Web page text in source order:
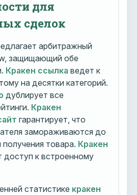
для
сделок
арбитражный
защищающий обе
Кракен ссылка ведет к
на десятки категорий.
дублирует все
Кракен
гарантирует, что
замораживаются до
товара. Кракен
доступ к встроенному
статистике кракен